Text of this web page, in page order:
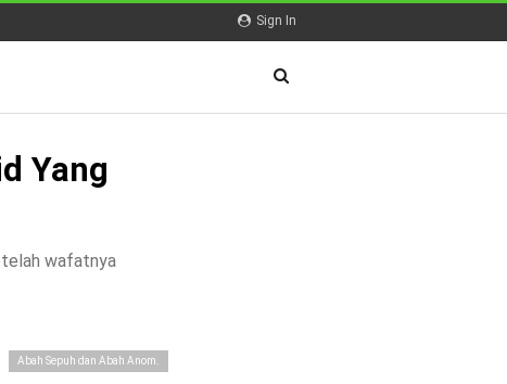
Sign In
Yang
wafatnya
Abah Sepuh dan Abah Anom.